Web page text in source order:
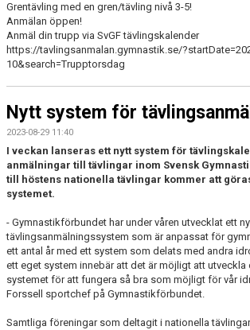
Grentävling med en gren/tävling nivå 3-5!
Anmälan öppen!
Anmäl din trupp via SvGF tävlingskalender
https://tavlingsanmalan.gymnastik.se/
10&search=Trupptorsdag
Nytt system för
2023-08-29 11:40
I veckan lanseras ett nytt system för
anmälningar till tävlingar inom Svensk
till höstens nationella tävlingar kommer att
systemet.
- Gymnastikförbundet har under våren utvecklat ett
tävlingsanmälningssystem som är anpassat för
ett antal år med ett system som delats med andra
ett eget system innebär att det är möjligt att utveckla
systemet för att fungera så bra som möjligt för vår
Forssell sportchef på Gymnastikförbundet.
Samtliga föreningar som deltagit i nationella